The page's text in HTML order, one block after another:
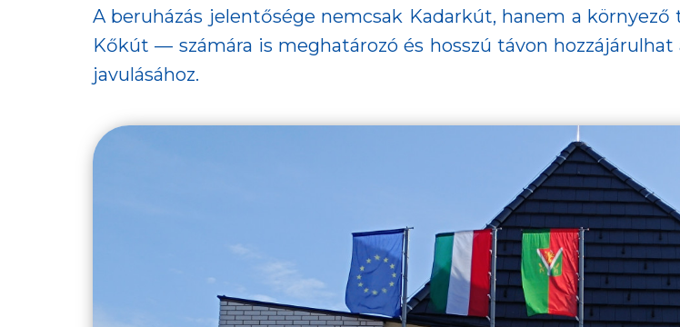
A beruházás jelentősége nemcsak Kadarkút, hanem a
Kőkút — számára is meghatározó és hosszú távon
javulásához.